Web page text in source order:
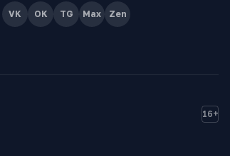
VK OK TG Max Zen
16+